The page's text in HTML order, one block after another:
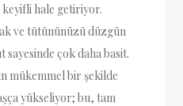
keyifli hale getiriyor.
ve tütününüzü düzgün
sayesinde çok daha basit.
mükemmel bir şekilde
yükseliyor; bu, tam